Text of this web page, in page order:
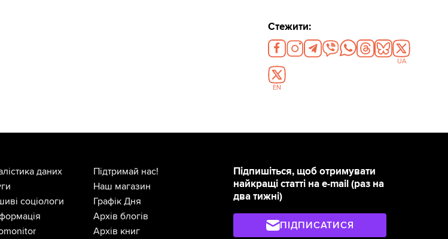
Стежити:
UA
EN
Підпишіться, щоб отримувати
найкращі статті на e-mail (раз на
два тижні)
ПІДПИСАТИСЯ
даних
соціологи
Підтримай нас!
Наш магазин
Графік Дня
Архів блогів
Архів книг